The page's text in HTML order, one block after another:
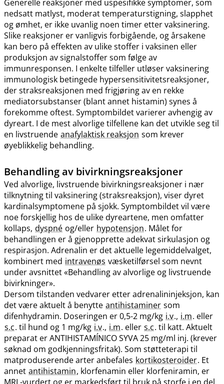
Generelle reaksjoner med uspesifikke symptomer, som
nedsatt matlyst, moderat temperaturstigning, slapphet
og ømhet, er ikke uvanlig noen timer etter vaksinering.
Slike reaksjoner er vanligvis forbigående, og årsakene
kan bero på effekten av ulike stoffer i vaksinen eller
produksjon av signalstoffer som følge av
immunresponsen. I enkelte tilfeller utløser vaksinering
immunologisk betingede hypersensitivitetsreaksjoner,
der straksreaksjonen med frigjøring av en rekke
mediatorsubstanser (blant annet histamin) synes å
forekomme oftest. Symptombildet varierer avhengig av
dyreart. I de mest alvorlige tilfellene kan det utvikle seg til
en livstruende anafylaktisk reaksjon som krever
øyeblikkelig behandling.
Behandling av bivirkningsreaksjoner
Ved alvorlige, livstruende bivirkningsreaksjoner i nær
tilknytning til vaksinering (straksreaksjon), viser dyret
kardinalsymptomene på sjokk. Symptombildet vil være
noe forskjellig hos de ulike dyreartene, men omfatter
kollaps, dyspné og​/​eller hypotensjon. Målet for
behandlingen er å gjenopprette adekvat sirkulasjon og
respirasjon. Adrenalin er det aktuelle legemiddelvalget,
kombinert med intravenøs væsketilførsel som nevnt
under avsnittet «Behandling av alvorlige og livstruende
bivirkninger».
Dersom tilstanden vedvarer etter adrenalininjeksjon, kan
det være aktuelt å benytte antihistaminer som
difenhydramin. Doseringen er 0,5-2 mg/kg i.v., i.m. eller
s.c. til hund og 1 mg/kg i.v., i.m. eller s.c. til katt. Aktuelt
preparat er ANTIHISTAMÍNICO SYVA 25 mg/ml inj. (krever
søknad om godkjenningsfritak). Som støtteterapi til
matproduserende arter anbefales kortikosteroider. Et
annet antihistamin, klorfenamin eller klorfeniramin, er